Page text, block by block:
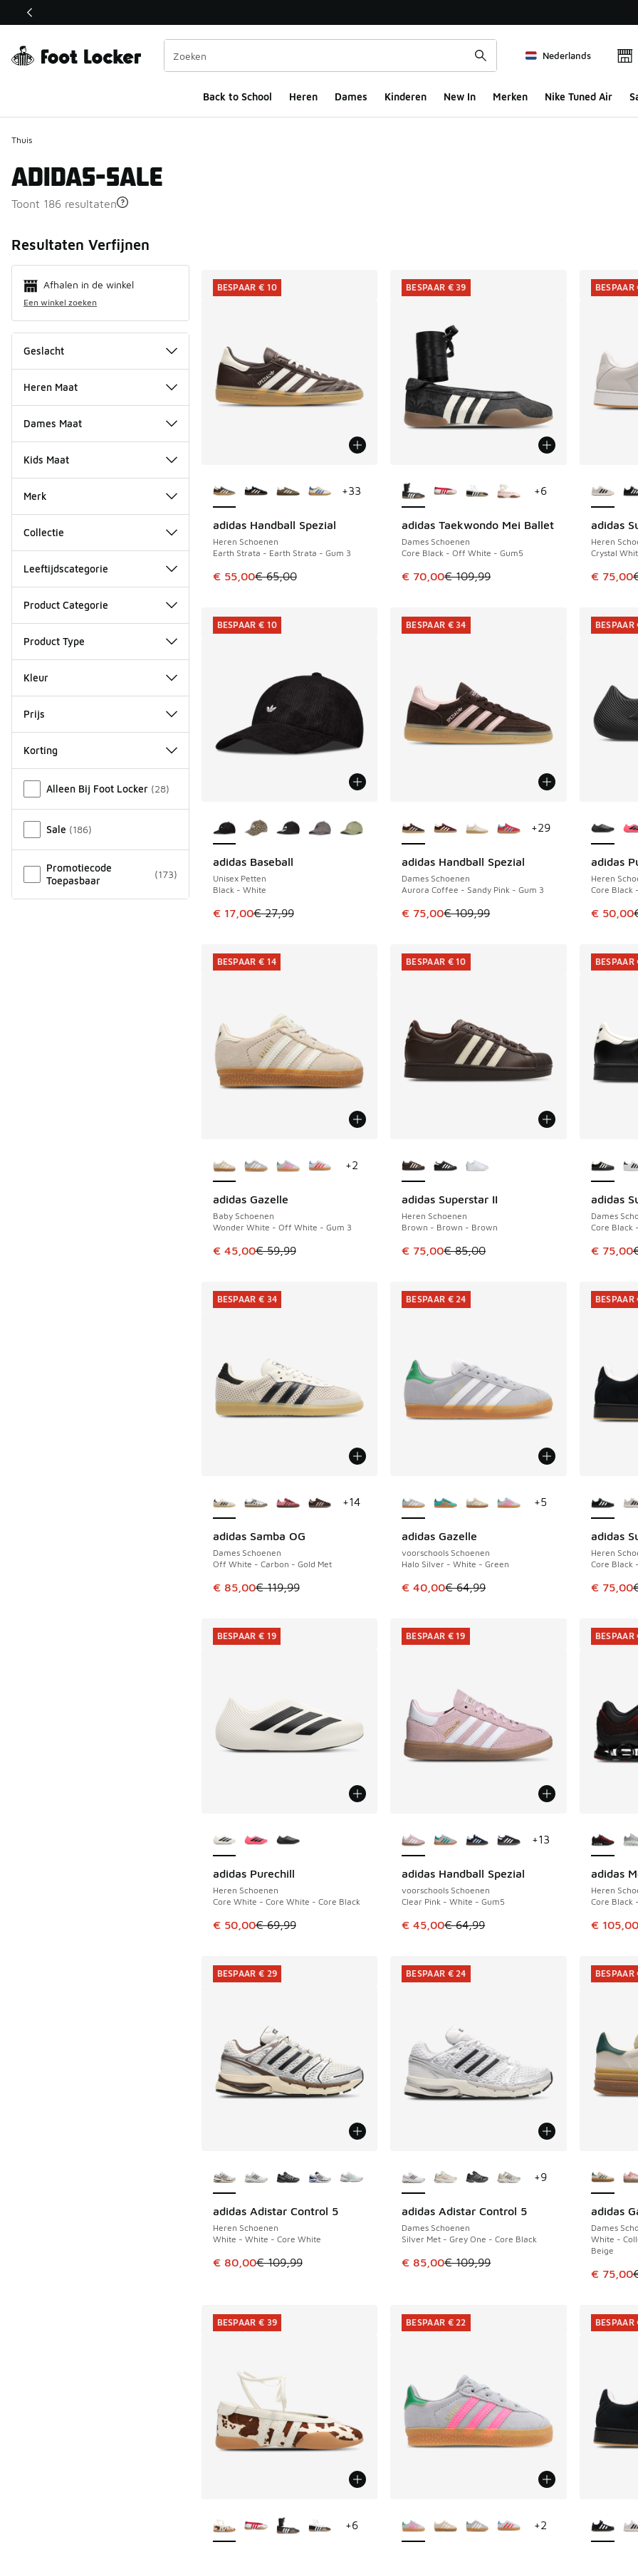
Deze link wordt geopend in een nieuw venster
Nederlands
Back to School Heren Dames Kinderen New In Merken Nike Tuned Air
Thuis
ADIDAS-SALE
Toont 186 resultaten
Resultaten Verfijnen
Afhalen in de winkel
Een winkel zoeken
Geslacht
Heren Maat
Dames Maat
Kids Maat
Merk
Collectie
Leeftijdscategorie
Product Categorie
Product Type
Kleur
Prijs
Korting
Alleen Bij Foot Locker (28)
Sale (186)
Promotiecode
Toepasbaar
(173)
adidas Handball Spezial
Heren Schoenen
Earth Strata - Earth Strata - Gum 3
Dit artikel is in de uitverkoop. Dit artikel is in de aanbieding Prijs verlaagd van €
€ 55,00€ 65,00
BESPAAR € 10
+33
BESPAAR € 10
adidas Taekwondo Mei Ballet
Dames Schoenen
Core Black - Off White - Gum5
Dit artikel is in de uitverkoop. Dit artikel is in
€ 70,00€ 109,99
BESPAAR € 39
+6
BESPAAR € 39
adidas
Heren
Crystal
Dit
€ 75,00
BESPAAR
adidas Baseball
Unisex Petten
Black - White
Dit artikel is in de uitverkoop. Dit artikel is in de aanbieding Prijs verlaagd van €
€ 17,00€ 27,99
BESPAAR € 10
BESPAAR € 10
adidas Handball Spezial
Dames Schoenen
Aurora Coffee - Sandy Pink - Gum 3
Dit artikel is in de uitverkoop. Dit artikel is in
€ 75,00€ 109,99
BESPAAR € 34
+29
BESPAAR € 34
adidas
Heren
Core Black
Dit
€ 50,00
BESPAAR
BESPAAR
adidas Gazelle
Baby Schoenen
Wonder White - Off White - Gum 3
Dit artikel is in de uitverkoop. Dit artikel is in de aanbieding Prijs verlaagd van €
€ 45,00€ 59,99
BESPAAR € 14
+2
BESPAAR € 14
adidas Superstar II
Heren Schoenen
Brown - Brown - Brown
Dit artikel is in de uitverkoop. Dit artikel is in
€ 75,00€ 85,00
BESPAAR € 10
BESPAAR € 10
adidas
Dames
Core Black
Dit
€ 75,00
BESPAAR
adidas Samba OG
Dames Schoenen
Off White - Carbon - Gold Met
Dit artikel is in de uitverkoop. Dit artikel is in de aanbieding Prijs verlaagd van €
€ 85,00€ 119,99
BESPAAR € 34
+14
BESPAAR € 34
adidas Gazelle
voorschools Schoenen
Halo Silver - White - Green
Dit artikel is in de uitverkoop. Dit artikel is in
€ 40,00€ 64,99
BESPAAR € 24
+5
BESPAAR € 24
adidas
Heren
Core Black
Dit
€ 75,00
BESPAAR
adidas Purechill
Heren Schoenen
Core White - Core White - Core Black
Dit artikel is in de uitverkoop. Dit artikel is in de aanbieding Prijs verlaagd van €
€ 50,00€ 69,99
BESPAAR € 19
BESPAAR € 19
adidas Handball Spezial
voorschools Schoenen
Clear Pink - White - Gum5
Dit artikel is in de uitverkoop. Dit artikel is in
€ 45,00€ 64,99
BESPAAR € 19
+13
BESPAAR € 19
adidas
Heren
Core Black
Dit
€ 105,00
BESPAAR
adidas Adistar Control 5
Heren Schoenen
White - White - Core White
Dit artikel is in de uitverkoop. Dit artikel is in de aanbieding Prijs verlaagd van €
€ 80,00€ 109,99
BESPAAR € 29
BESPAAR € 29
adidas Adistar Control 5
Dames Schoenen
Silver Met - Grey One - Core Black
Dit artikel is in de uitverkoop. Dit artikel is in
€ 85,00€ 109,99
BESPAAR € 24
+9
BESPAAR € 24
adidas
Dames
White -
Beige
Dit
€ 75,00
BESPAAR
+6
BESPAAR € 39
+2
BESPAAR € 22